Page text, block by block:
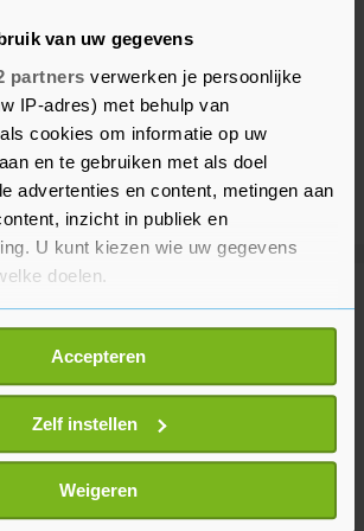
van uw gegevens
partners verwerken je persoonlijke
IP-adres) met behulp van
cookies om informatie op uw
en te gebruiken met als doel
advertenties en content, metingen aan
inzicht in publiek en
U kunt kiezen wie uw gegevens
doelen.
willen we ook graag:
verzamelen over uw geografische
een paar meter nauwkeurig kan zijn
identificeren door het actief te
eigenschappen (fingerprinting)
uw persoonlijke gegevens worden
voorkeuren in het
Accepteren
Zelf instellen
Weigeren
uitgebrand op
in Vlissingen